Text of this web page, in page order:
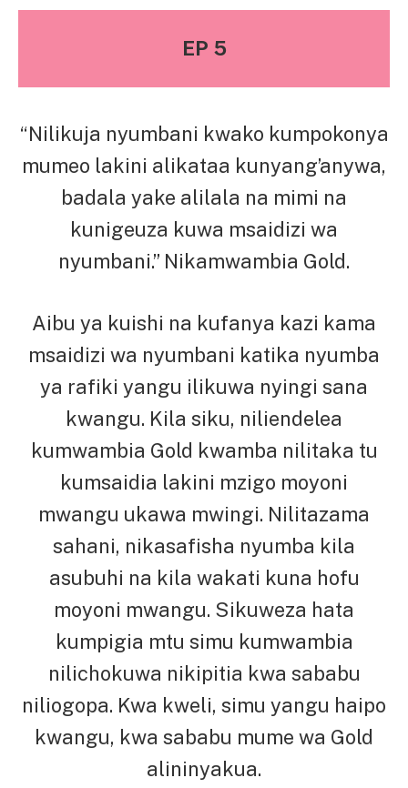
EP 5
“Nilikuja nyumbani kwako kumpokonya
mumeo lakini alikataa kunyang’anywa,
badala yake alilala na mimi na
kunigeuza kuwa msaidizi wa
nyumbani.” Nikamwambia Gold.
Aibu ya kuishi na kufanya kazi kama
msaidizi wa nyumbani katika nyumba
ya rafiki yangu ilikuwa nyingi sana
kwangu. Kila siku, niliendelea
kumwambia Gold kwamba nilitaka tu
kumsaidia lakini mzigo moyoni
mwangu ukawa mwingi. Nilitazama
sahani, nikasafisha nyumba kila
asubuhi na kila wakati kuna hofu
moyoni mwangu. Sikuweza hata
kumpigia mtu simu kumwambia
nilichokuwa nikipitia kwa sababu
niliogopa. Kwa kweli, simu yangu haipo
kwangu, kwa sababu mume wa Gold
alininyakua.